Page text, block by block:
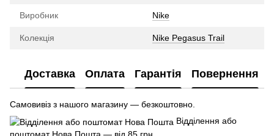
Виробник Nike
Колекція Nike Pegasus Trail
Доставка Оплата Гарантія Повернення
Самовивіз з нашого магазину — безкоштовно.
Відділення або
поштомат Нова Пошта — від 85 грн